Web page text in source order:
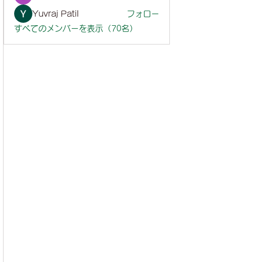
Yuvraj Patil
フォロー
すべてのメンバーを表示（70名）